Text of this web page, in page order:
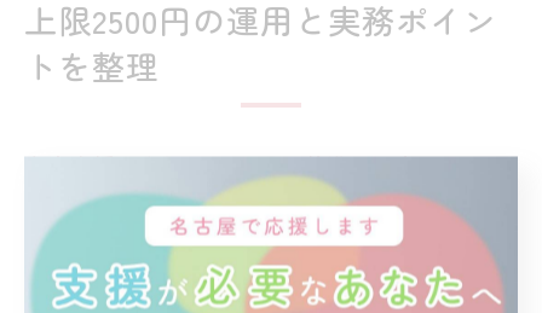
上限2500円の運用と実務ポイン
トを整理
自立支援の上限2500円運用基準の要点
自立支援の現場で話題となっている「上限2500円」は、
障害者自立支援法などの制度改正を受け、利用者負担の
公平性と持続可能性を両立させるために設定されたもの